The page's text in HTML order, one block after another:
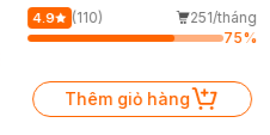
40ml
4.9 (110)
251/tháng
75%
Thêm giỏ hàng